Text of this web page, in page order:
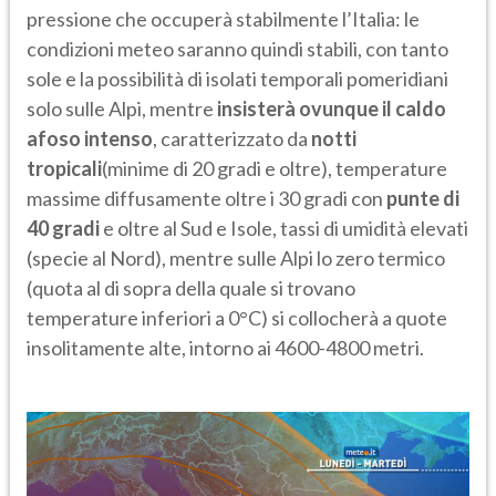
pressione che occuperà stabilmente l’Italia: le
condizioni meteo saranno quindi stabili, con tanto
sole e la possibilità di isolati temporali pomeridiani
solo sulle Alpi, mentre insisterà ovunque il caldo
afoso intenso, caratterizzato da notti
tropicali(minime di 20 gradi e oltre), temperature
massime diffusamente oltre i 30 gradi con punte di
40 gradie oltre al Sud e Isole, tassi di umidità elevati
(specie al Nord), mentre sulle Alpi lo zero termico
(quota al di sopra della quale si trovano
temperature inferiori a 0°C) si collocherà a quote
insolitamente alte, intorno ai 4600-4800 metri.